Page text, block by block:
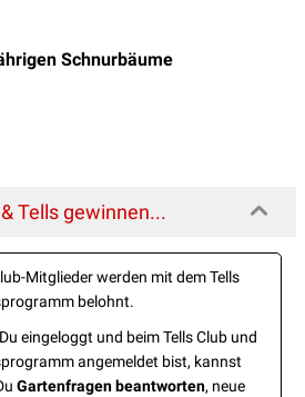
Schnurbäume
Tells gewinnen...
Mitglieder werden mit dem Tells
belohnt.
eingeloggt und beim Tells Club und
angemeldet bist, kannst
Gartenfragen beantworten, neue